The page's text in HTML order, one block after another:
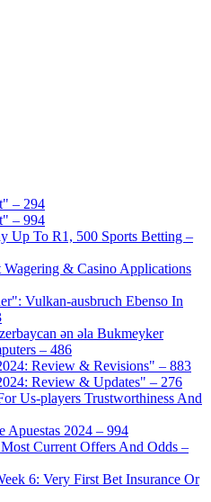
– 294
– 994
Up To R1, 500 Sports Betting –
& Casino Applications
Vulkan-ausbruch Ebenso In
ən əla Bukmeyker
– 486
Review & Revisions" – 883
Review & Updates" – 276
Us-players Trustworthiness And
Apuestas 2024 – 994
Current Offers And Odds –
6: Very First Bet Insurance Or